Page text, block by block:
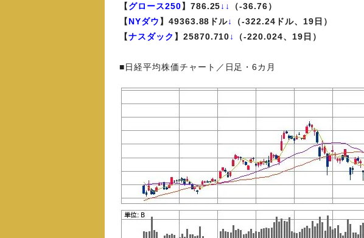
【グロース250】786.25↓↓
（-36.76）
【NYダウ 】49363.88ドル↓
（-322.24ドル、19日）
【ナスダック 】25870.710↓ （-220.024、19日）
■日経平均株価チャート／日足・6カ月